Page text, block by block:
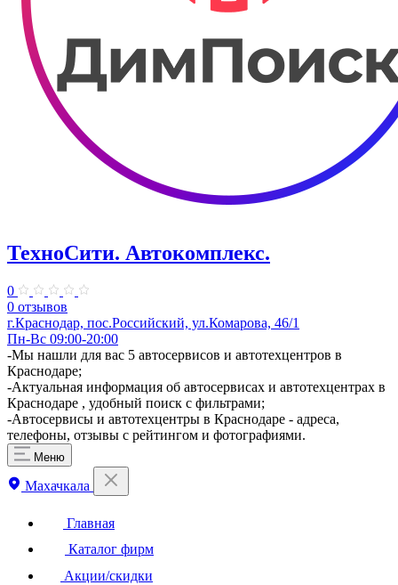
ТехноСити. Автокомплекс.
0
0 отзывов
г.Краснодар, пос.Российский, ул.Комарова, 46/1
Пн-Вс 09:00-20:00
-Мы нашли для вас 5 автосервисов и автотехцентров в
Краснодаре;
-Актуальная информация об автосервисах и автотехцентрах в
Краснодаре , удобный поиск с фильтрами;
-Автосервисы и автотехцентры в Краснодаре - адреса,
телефоны, отзывы с рейтингом и фотографиями.
Меню
Махачкала
Главная
Каталог фирм
Акции/скидки